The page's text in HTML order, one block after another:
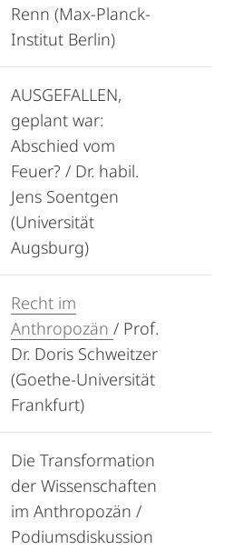
Renn (Max-Planck-
Institut Berlin)
AUSGEFALLEN,
geplant war:
Abschied vom
Feuer? / Dr. habil.
Jens Soentgen
(Universität
Augsburg)
Recht im
Anthropozän / Prof.
Dr. Doris Schweitzer
(Goethe-Universität
Frankfurt)
Die Transformation
der Wissenschaften
im Anthropozän /
Podiumsdiskussion